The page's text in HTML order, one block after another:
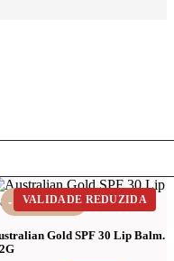
VALIDADE REDUZIDA
-25%
Gold SPF 30 Lip Balm.